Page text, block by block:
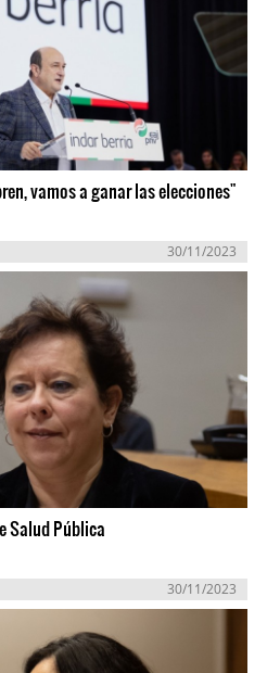
vamos a ganar las elecciones"
30/11/2023
Salud Pública
30/11/2023